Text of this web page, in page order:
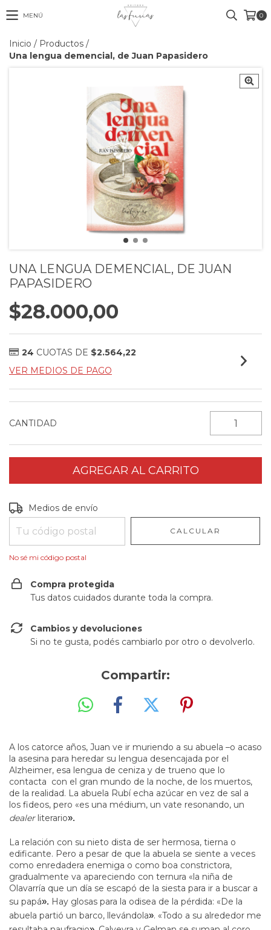
MENÚ 0
Inicio / Productos /
Una lengua demencial, de Juan Papasidero
UNA LENGUA DEMENCIAL, DE JUAN
PAPASIDERO
$28.000,00
24 CUOTAS DE $2.564,22
VER MEDIOS DE PAGO
CANTIDAD
Entregas para el CP:
Medios de envío
CALCULAR
No sé mi código postal
Compra protegida
Tus datos cuidados durante toda la compra.
Cambios y devoluciones
Si no te gusta, podés cambiarlo por otro o devolverlo.
Compartir:
A los catorce años, Juan ve ir muriendo a su abuela –o acaso
la asesina para heredar su lengua desencajada por el
Alzheimer, esa lengua de ceniza y de trueno que lo
contacta con el gran mundo de la noche, de los muertos,
de la realidad. La abuela Rubí echa azúcar en vez de sal a
los fideos, pero «es una médium, un vate resonando, un
dealerliterario».
La relación con su nieto dista de ser hermosa, tierna o
edificante. Pero a pesar de que la abuela se siente a veces
como enredadera enemiga o como boa constrictora,
gradualmente va apareciendo con ternura «la niña de
Olavarría que un día se escapó de la siesta para ir a buscar a
su papá». Hay glosas para la odisea de la pérdida: «De la
abuela partió un barco, llevándola». «Todo a su alrededor me